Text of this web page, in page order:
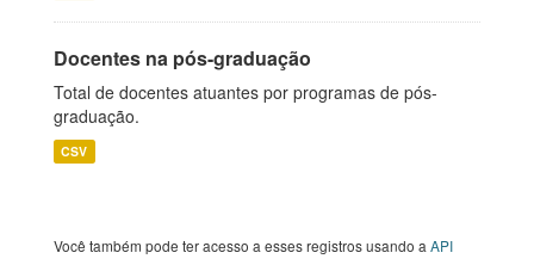
Docentes na pós-graduação
Total de docentes atuantes por programas de pós-
graduação.
CSV
Você também pode ter acesso a esses registros usando a API